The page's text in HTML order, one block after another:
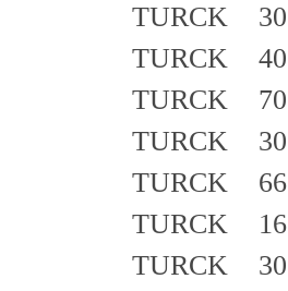
TURCK
TURCK
TURCK
TURCK
TURCK
TURCK
TURCK